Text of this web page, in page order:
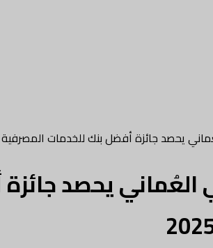
يحصد جائزة أفضل بنك للخدمات المصرفية
العُماني يحصد